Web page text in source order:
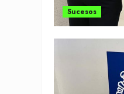
Sucesos